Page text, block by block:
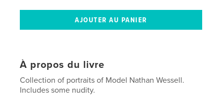
À propos du livre
Collection of portraits of Model Nathan Wessell.
Includes some nudity.